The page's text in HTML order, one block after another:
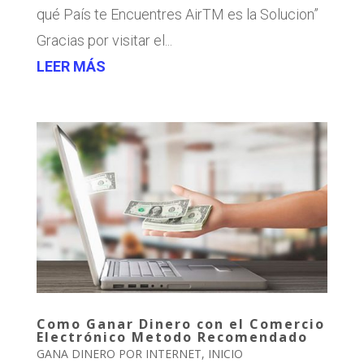
qué País te Encuentres AirTM es la Solucion”
Gracias por visitar el...
LEER MÁS
Como Ganar Dinero con el Comercio
Electrónico Metodo Recomendado
GANA DINERO POR INTERNET, INICIO